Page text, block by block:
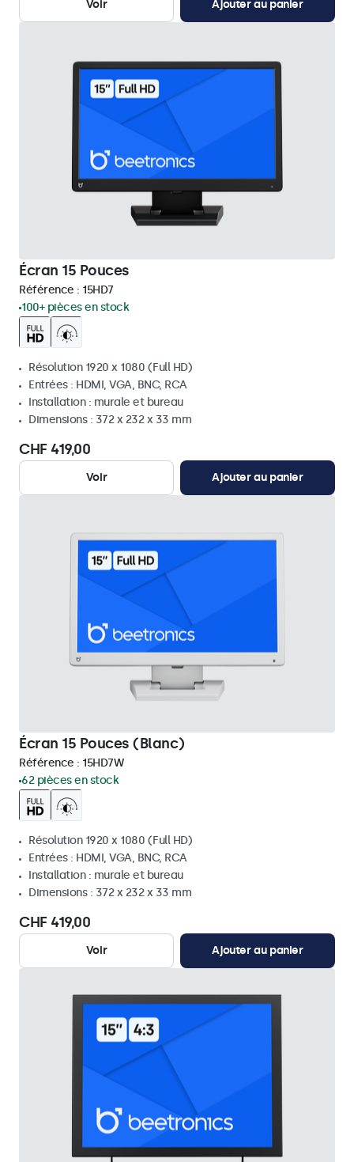
Voir Ajouter au panier
Écran 15 Pouces
Référence : 15HD7
100+ pièces en stock
Résolution 1920 x 1080 (Full HD)
Entrées : HDMI, VGA, BNC, RCA
Installation : murale et bureau
Dimensions : 372 x 232 x 33 mm
CHF 419,00
Voir Ajouter au panier
Écran 15 Pouces (Blanc)
Référence : 15HD7W
62 pièces en stock
Résolution 1920 x 1080 (Full HD)
Entrées : HDMI, VGA, BNC, RCA
Installation : murale et bureau
Dimensions : 372 x 232 x 33 mm
CHF 419,00
Voir Ajouter au panier